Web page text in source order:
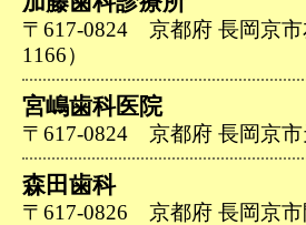
〒617-0824 京都府 長岡京市
1166）
宮嶋歯科医院
〒617-0824 京都府 長岡京市
森田歯科
〒617-0826 京都府 長岡京市